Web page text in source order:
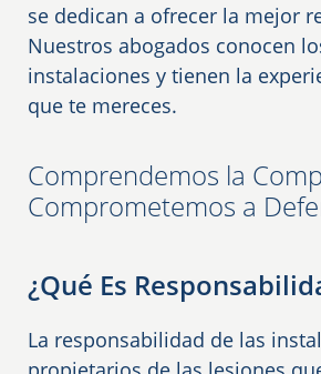
se dedican a ofrecer la mejor
Nuestros abogados conocen
instalaciones y tienen la
que te mereces.
Comprendemos la
Comprometemos a
¿Qué Es
La responsabilidad de las